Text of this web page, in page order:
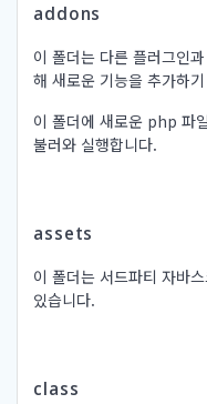
addons
이 폴더는 다른 플러그인
해 새로운 기능을 추가하
이 폴더에 새로운 php 파
불러와 실행합니다.
assets
이 폴더는 서드파티 자바
있습니다.
class